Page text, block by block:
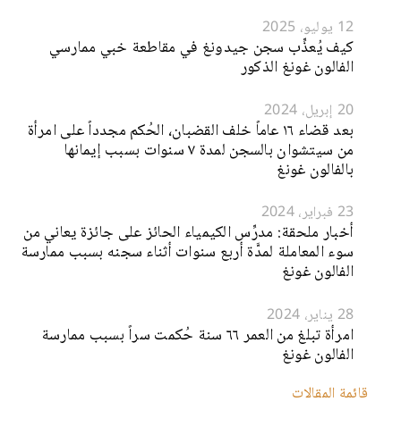
12 يوليو، 2025
كيف يُعذِّب سجن جيدونغ في مقاطعة خبي ممارسي
الفالون غونغ الذكور
20 إبريل، 2024
بعد قضاء ١٦ عاماً خلف القضبان، الحُكم مجدداً على امرأة
من سيتشوان بالسجن لمدة ٧ سنوات بسبب إيمانها
بالفالون غونغ
23 فبراير، 2024
أخبار ملحقة: مدرِّس الكيمياء الحائز على جائزة يعاني من
سوء المعاملة لمدَّة أربع سنوات أثناء سجنه بسبب ممارسة
الفالون غونغ
28 يناير، 2024
امرأة تبلغ من العمر ٦٦ سنة حُكمت سراً بسبب ممارسة
الفالون غونغ
قائمة المقالات